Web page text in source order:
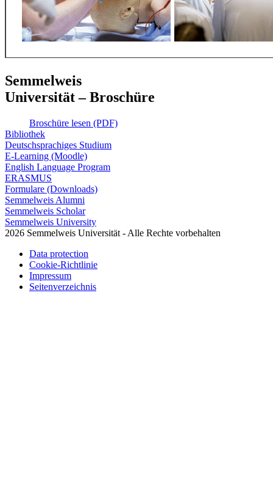
Semmelweis
Universität – Broschüre
Broschüre lesen (PDF)
Bibliothek
Deutschsprachiges Studium
E-Learning (Moodle)
English Language Program
ERASMUS
Formulare (Downloads)
Semmelweis Alumni
Semmelweis Scholar
Semmelweis University
2026 Semmelweis Universität - Alle Rechte vorbehalten
Data protection
Cookie-Richtlinie
Impressum
Seitenverzeichnis